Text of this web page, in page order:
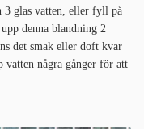
3 glas vatten, eller fyll på
denna blandning 2
det smak eller doft kvar
vatten några gånger för att